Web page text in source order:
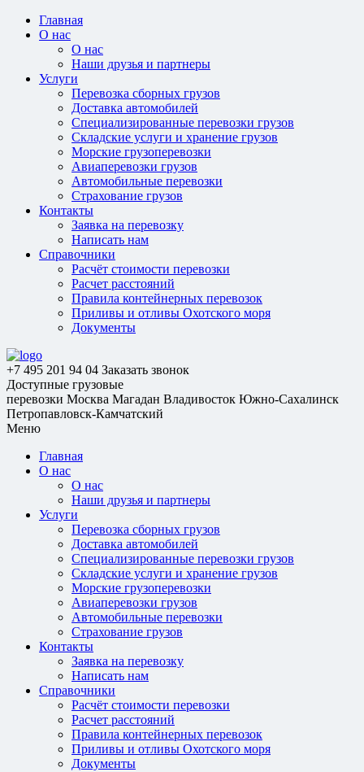
Главная
О нас
О нас
Наши друзья и партнеры
Услуги
Перевозка сборных грузов
Доставка автомобилей
Специализированные перевозки грузов
Складские услуги и хранение грузов
Морские грузоперевозки
Авиаперевозки грузов
Автомобильные перевозки
Страхование грузов
Контакты
Заявка на перевозку
Написать нам
Справочники
Расчёт стоимости перевозки
Расчет расстояний
Правила контейнерных перевозок
Приливы и отливы Охотского моря
Документы
+7 495 201 94 04 Заказать звонок
Доступные грузовые
перевозки Москва Магадан Владивосток Южно-Сахалинск
Петропавловск-Камчатский
Меню
Главная
О нас
О нас
Наши друзья и партнеры
Услуги
Перевозка сборных грузов
Доставка автомобилей
Специализированные перевозки грузов
Складские услуги и хранение грузов
Морские грузоперевозки
Авиаперевозки грузов
Автомобильные перевозки
Страхование грузов
Контакты
Заявка на перевозку
Написать нам
Справочники
Расчёт стоимости перевозки
Расчет расстояний
Правила контейнерных перевозок
Приливы и отливы Охотского моря
Документы